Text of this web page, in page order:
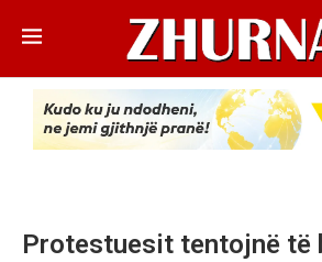
Protestuesit tentojnë të